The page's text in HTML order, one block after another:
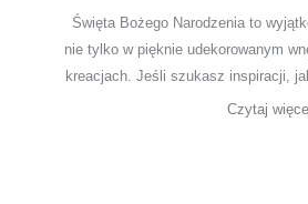
Święta Bożego Narodzenia to
nie tylko w pięknie udekorowanym
kreacjach. Jeśli szukasz inspiracji,
Czytaj